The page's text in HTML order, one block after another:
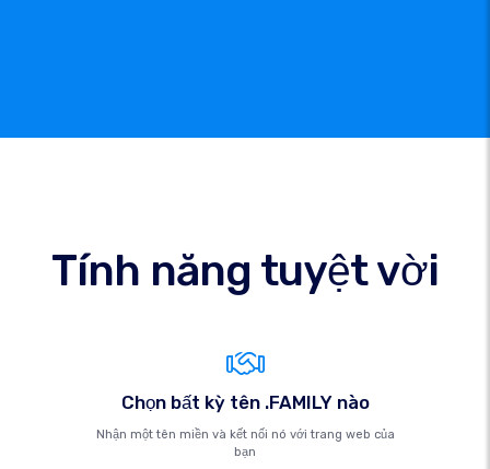
Tính năng tuyệt vời
Chọn bất kỳ tên .FAMILY nào
Nhận một tên miền và kết nối nó với trang web của
bạn